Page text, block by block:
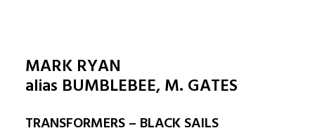
MARK RYAN
alias BUMBLEBEE, M. GATES
TRANSFORMERS – BLACK SAILS